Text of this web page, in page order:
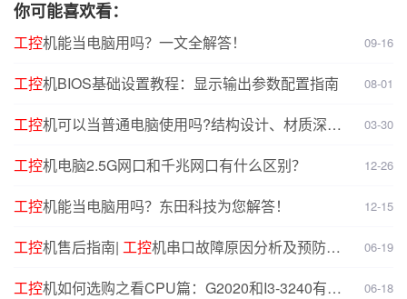
你可能喜欢看：
工控机能当电脑用吗？一文全解答！ 09-16
工控机BIOS基础设置教程：显示输出参数配置指南 08-01
工控机可以当普通电脑使用吗?结构设计、材质深度
03-30
工控机电脑2.5G网口和千兆网口有什么区别？ 12-26
工控机能当电脑用吗？东田科技为您解答！ 12-15
工控机售后指南| 工控机串口故障原因分析及预防解
06-19
工控机如何选购之看CPU篇：G2020和I3-3240有什
06-18